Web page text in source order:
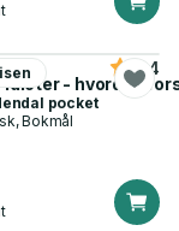
idioter - hvordan
4.4
pocket
Bokmål